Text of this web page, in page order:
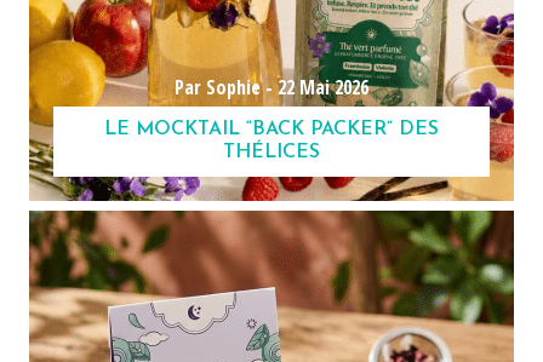
Par Sophie -22 Mai 2026
LE MOCKTAIL “BACK PACKER” DES
THÉLICES